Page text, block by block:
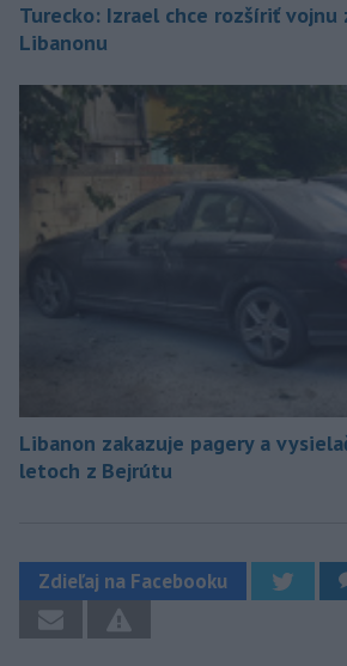
Turecko: Izrael chce rozšíriť vojnu
Libanonu
Libanon zakazuje pagery a
letoch z Bejrútu
Zdieľaj na Facebooku